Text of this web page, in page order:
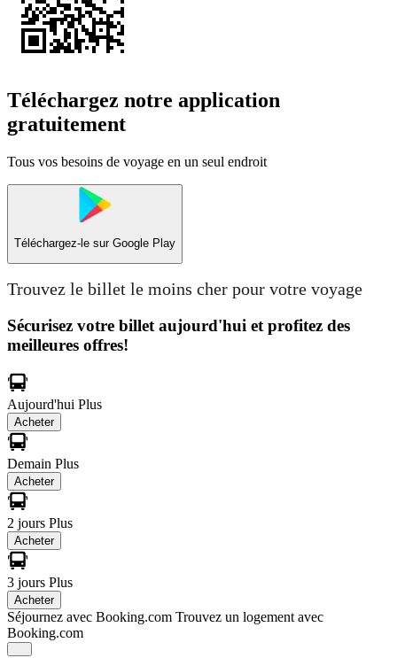
Téléchargez notre application
gratuitement
Tous vos besoins de voyage en un seul endroit
Téléchargez-le sur Google Play
Trouvez le billet le moins cher pour votre voyage
Sécurisez votre billet aujourd'hui et profitez des
meilleures offres!
Aujourd'hui Plus
Acheter
Demain Plus
Acheter
2 jours Plus
Acheter
3 jours Plus
Acheter
Séjournez avec Booking.com Trouvez un logement avec
Booking.com